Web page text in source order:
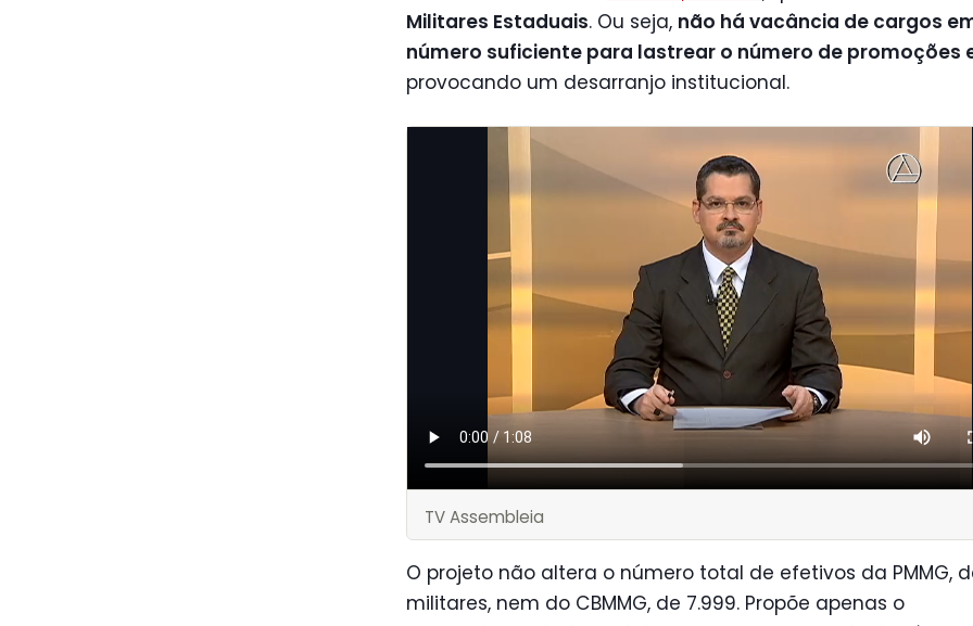
Militares Estaduais. Ou seja, não há vacância de cargos
número suficiente para lastrear o número de promoções
provocando um desarranjo institucional.
TV Assembleia
O projeto não altera o número total de efetivos da PMMG,
militares, nem do CBMMG, de 7.999. Propõe apenas o